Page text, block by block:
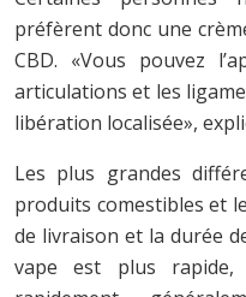
préfèrent donc une
CBD. «Vous pouvez
articulations et les
libération localisée»,
Les plus grandes
produits comestibles et
de livraison et la durée
vape est plus